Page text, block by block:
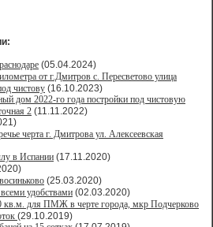
(05.04.2024)
от г.Дмитров с. Пересветово улица
чистову (16.10.2023)
дом 2022-го года постройки под чистовую
2 (11.11.2022)
черта г. Дмитрoва ул. Алексеевская
в Испании (17.11.2020)
(25.03.2020)
удобствами (02.03.2020)
кв.м. для ПМЖ в черте города, мкр Подчерково
(29.10.2019)